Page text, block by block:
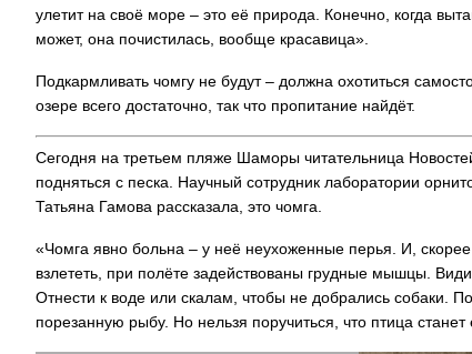
улетит на своё море – это её природа. Конечно, когда
может, она почистилась, вообще красавица».
Подкармливать чомгу не будут – должна охотиться
озере всего достаточно, так что пропитание найдёт.
Сегодня на третьем пляже Шаморы читательница
подняться с песка. Научный сотрудник лаборатории
Татьяна Гамова рассказала, это чомга.
«Чомга явно больна – у неё неухоженные перья. И,
взлететь, при полёте задействованы грудные мышцы.
Отнести к воде или скалам, чтобы не добрались собаки.
порезанную рыбу. Но нельзя поручиться, что птица